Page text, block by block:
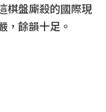
棋盤廝殺的國際現
，餘韻十足。